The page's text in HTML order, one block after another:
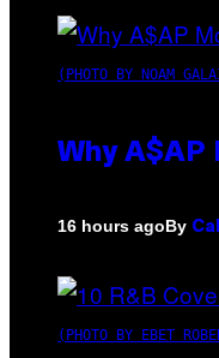
(PHOTO BY NOAM
Why
16 hours agoBy
(PHOTO BY EBET